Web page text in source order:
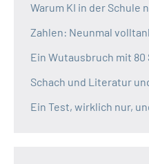
Warum KI in der Schule
Zahlen: Neunmal
Ein Wutausbruch mit 80
Schach und Literatur
Ein Test, wirklich nur,